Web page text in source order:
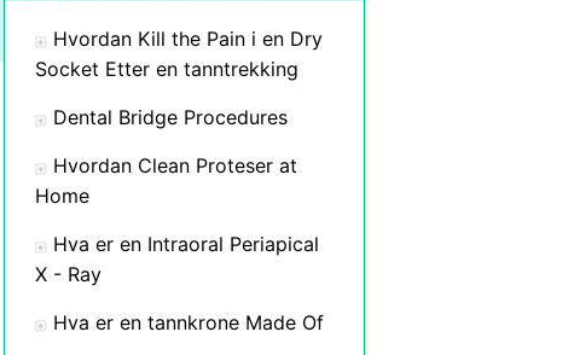
Hvordan Kill the Pain i en Dry
Socket Etter en tanntrekking
Dental Bridge Procedures
Hvordan Clean Proteser at
Home
Hva er en Intraoral Periapical
X - Ray
Hva er en tannkrone Made Of